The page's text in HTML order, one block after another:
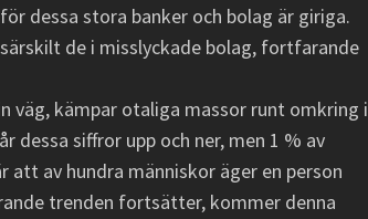
dessa stora banker och bolag är giriga.
de i misslyckade bolag, fortfarande
väg, kämpar otaliga massor runt omkring i
dessa siffror upp och ner, men 1 % av
att av hundra människor äger en person
trenden fortsätter, kommer denna